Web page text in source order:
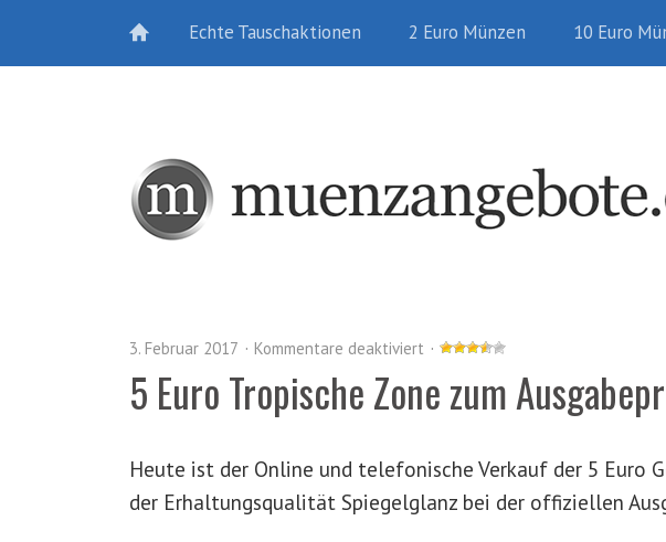
Echte Tauschaktionen 2 Euro Münzen 10 Euro
3. Februar 2017 Kommentare deaktiviert
5 Euro Tropische Zone zum
Heute ist der Online und telefonische Verkauf der 5 Euro
der Erhaltungsqualität Spiegelglanz bei der offiziellen